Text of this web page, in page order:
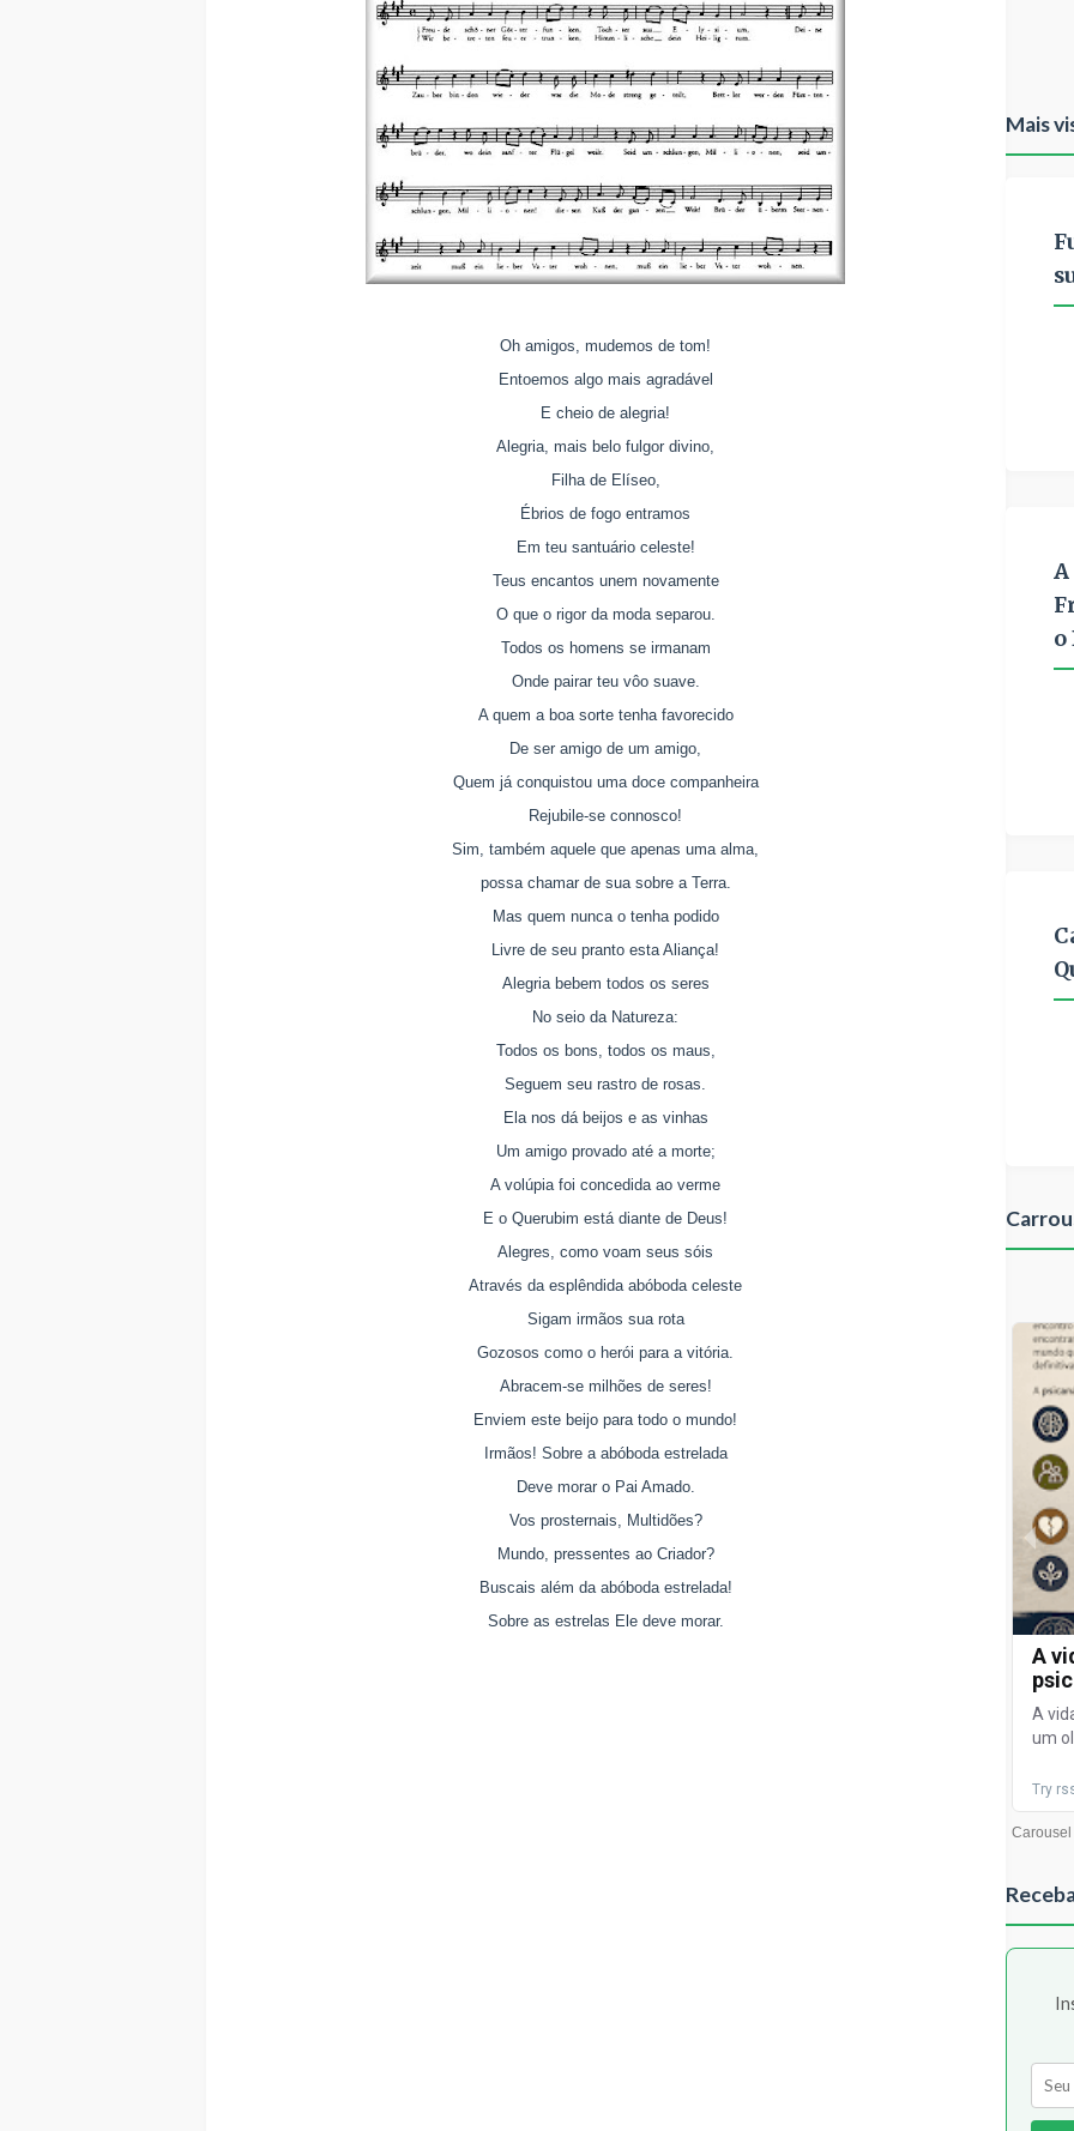
Oh amigos, mudemos de tom!
Entoemos algo mais agradável
E cheio de alegria!
Alegria, mais belo fulgor divino,
Filha de Elíseo,
Ébrios de fogo entramos
Em teu santuário celeste!
Teus encantos unem novamente
O que o rigor da moda separou.
Todos os homens se irmanam
Onde pairar teu vôo suave.
A quem a boa sorte tenha favorecido
De ser amigo de um amigo,
Quem já conquistou uma doce companheira
Rejubile-se connosco!
Sim, também aquele que apenas uma alma,
possa chamar de sua sobre a Terra.
Mas quem nunca o tenha podido
Livre de seu pranto esta Aliança!
Alegria bebem todos os seres
No seio da Natureza:
Todos os bons, todos os maus,
Seguem seu rastro de rosas.
Ela nos dá beijos e as vinhas
Um amigo provado até a morte;
A volúpia foi concedida ao verme
E o Querubim está diante de Deus!
Alegres, como voam seus sóis
Através da esplêndida abóboda celeste
Sigam irmãos sua rota
Gozosos como o herói para a vitória.
Abracem-se milhões de seres!
Enviem este beijo para todo o mundo!
Irmãos! Sobre a abóboda estrelada
Deve morar o Pai Amado.
Vos prosternais, Multidões?
Mundo, pressentes ao Criador?
Buscais além da abóboda estrelada!
Sobre as estrelas Ele deve morar.
Mais
o